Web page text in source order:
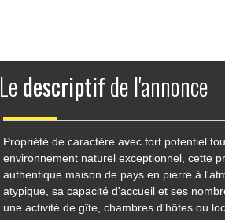
Ledescriptifde l'annonce
Propriété de caractère avec fort potentiel
environnement naturel exceptionnel, cette
authentique maison de pays en pierre à
atypique, sa capacité d'accueil et ses
une activité de gîte, chambres d'hôtes ou